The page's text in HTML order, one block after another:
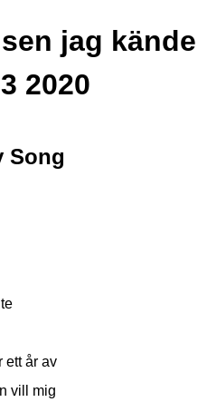
jag kände
2020
Song
ett år av
vill mig